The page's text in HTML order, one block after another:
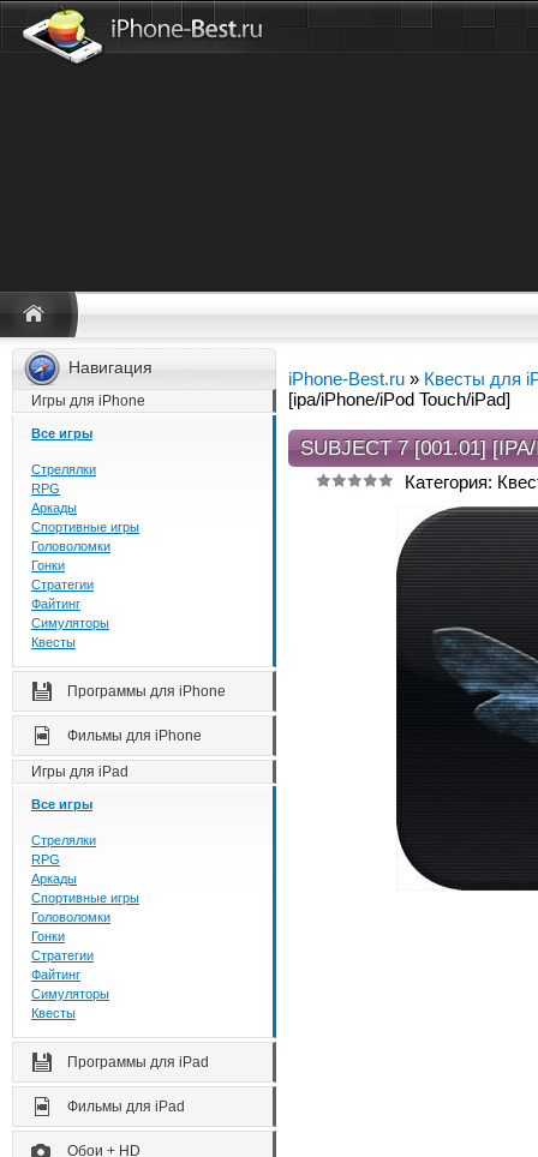
Навигация
Игры для iPhone
Все игры
Стрелялки
RPG
Аркады
Спортивные игры
Головоломки
Гонки
Стратегии
Файтинг
Симуляторы
Квесты
Программы для iPhone
Фильмы для iPhone
Игры для iPad
Все игры
Стрелялки
RPG
Аркады
Спортивные игры
Головоломки
Гонки
Стратегии
Файтинг
Симуляторы
Квесты
Программы для iPad
Фильмы для iPad
Обои + HD
iPhone-Best.ru » Квесты для
[ipa/iPhone/iPod Touch/iPad]
SUBJECT 7 [001.01]
Категория: